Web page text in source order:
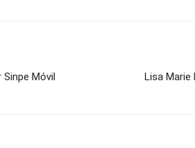
Móvil Lisa